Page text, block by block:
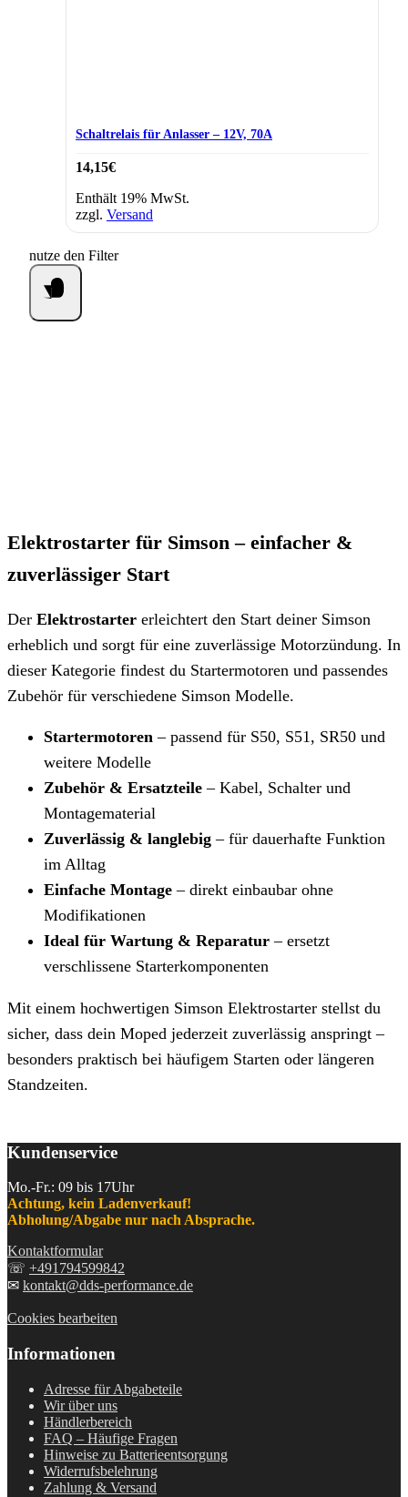
Schaltrelais für Anlasser – 12V, 70A
14,15€
Enthält 19% MwSt.
zzgl. Versand
nutze den Filter
Elektrostarter für Simson – einfacher &
zuverlässiger Start
Der Elektrostarter erleichtert den Start deiner Simson
erheblich und sorgt für eine zuverlässige Motorzündung. In
dieser Kategorie findest du Startermotoren und passendes
Zubehör für verschiedene Simson Modelle.
Startermotoren – passend für S50, S51, SR50 und
weitere Modelle
Zubehör & Ersatzteile – Kabel, Schalter und
Montagematerial
Zuverlässig & langlebig – für dauerhafte Funktion
im Alltag
Einfache Montage – direkt einbaubar ohne
Modifikationen
Ideal für Wartung & Reparatur – ersetzt
verschlissene Starterkomponenten
Mit einem hochwertigen Simson Elektrostarter stellst du
sicher, dass dein Moped jederzeit zuverlässig anspringt –
besonders praktisch bei häufigem Starten oder längeren
Standzeiten.
Kundenservice
Mo.-Fr.: 09 bis 17Uhr
Achtung, kein Ladenverkauf!
Abholung/Abgabe nur nach Absprache.
Kontaktformular
☏ +491794599842
✉ kontakt@dds-performance.de
Cookies bearbeiten
Informationen
Adresse für Abgabeteile
Wir über uns
Händlerbereich
FAQ – Häufige Fragen
Hinweise zu Batterieentsorgung
Widerrufsbelehrung
Zahlung & Versand